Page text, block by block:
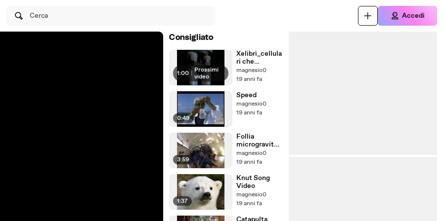
Cerca Accedi
Consigliato
1:00
Prossimi
video
Xelibri_cellula
ri che
rivoluzionano
magnesio0
19 anni fa
0:49
Speed
magnesio0
19 anni fa
3:59
Follia
microgravitaz
ionale
magnesio0
19 anni fa
1:37
Knut Song
Video
magnesio0
19 anni fa